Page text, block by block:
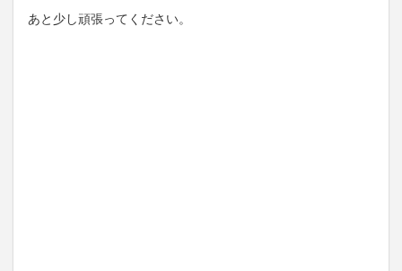
あと少し頑張ってください。